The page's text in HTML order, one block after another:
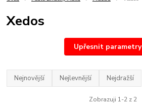
Xedos
Upřesnit parametry
Nejnovější Nejlevnější Nejdražší
Zobrazuji 1-2 z 2